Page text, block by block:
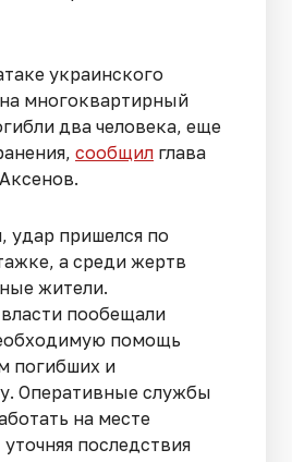
украинского
многоквартирный
два человека, еще
сообщил глава
удар пришелся по
а среди жертв
жители.
пообещали
помощь
погибших и
Оперативные службы
на месте
последствия